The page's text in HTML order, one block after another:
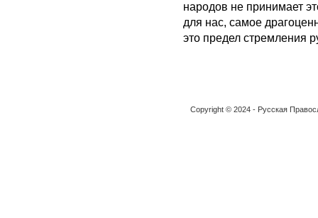
народов не принимает
для нас, самое
это предел стремления
Copyright © 2024 - Русская